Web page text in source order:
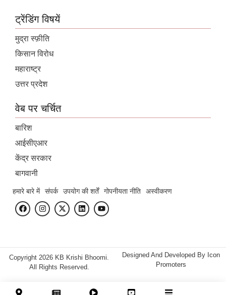
ट्रेंडिंग विषयें
मुद्रा स्फ़ीति
किसान विरोध
महाराष्ट्र
उत्तर प्रदेश
वेब पर चर्चित
बारिश
आईसीएआर
केंद्र सरकार
बागवानी
हमारे बारे में संपर्क उपयोग की शर्तें गोपनीयता नीति अस्वीकरण
Copyright 2026 KB Krishi Bhoomi.
All Rights Reserved.
Designed And Developed By Icon
Promoters